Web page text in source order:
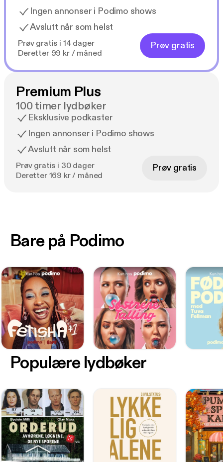
Ingen annonser i Podimo shows
Avslutt når som helst
Prøv gratis i 14 dager
Deretter 99 kr / måned
Prøv gratis
Premium Plus
100 timer lydbøker
Eksklusive podkaster
Ingen annonser i Podimo shows
Avslutt når som helst
Prøv gratis i 30 dager
Deretter 169 kr / måned
Prøv gratis
Bare på Podimo
Populære lydbøker